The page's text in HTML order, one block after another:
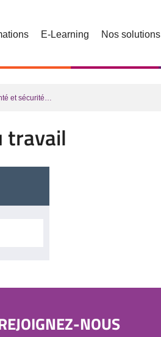
E-Learning Nos solutions
et sécurité…
travail
NOUS